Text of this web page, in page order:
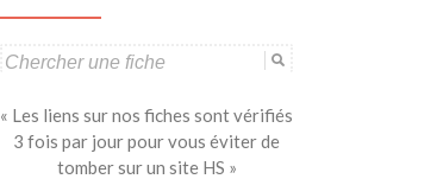
Search
« Les liens sur nos fiches sont vérifiés
3 fois par jour pour vous éviter de
tomber sur un site HS »